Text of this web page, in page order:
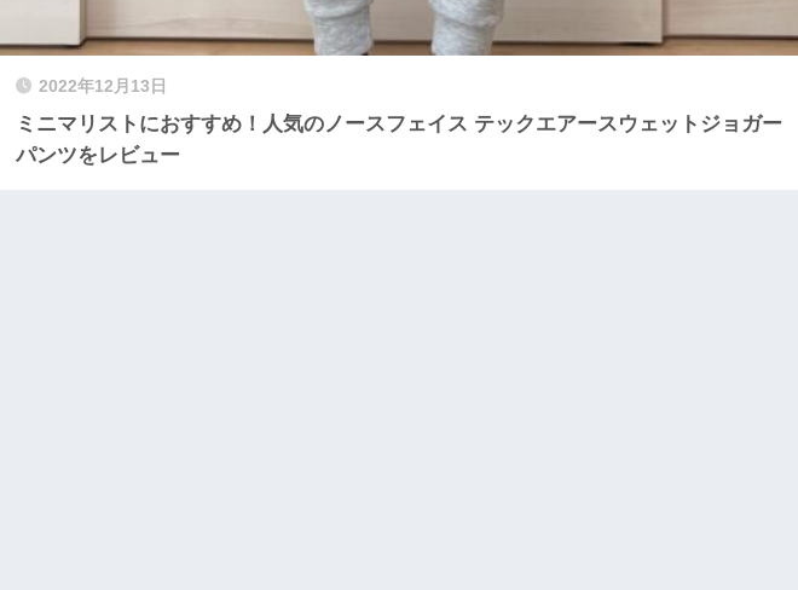
2022年12月13日
ミニマリストにおすすめ！人気のノースフェイス テックエアースウェットジョガー
パンツをレビュー